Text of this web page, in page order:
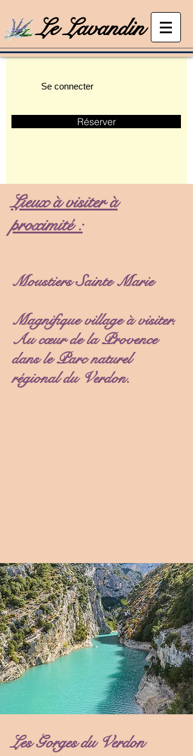
Le Lavandin
Se connecter
Réserver
Lieux à visiter à
proximité :
Moustiers Sainte Marie
Magnifique village à visiter.
Au cœur de la Provence
dans le Parc naturel
régional du Verdon.
Les Gorges du Verdon